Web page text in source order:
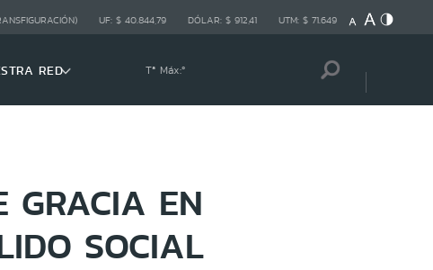
UF: $ 40.844,79 DÓLAR: $ 912,41 UTM: $ 71.649
RED Tª Máx:º
GRACIA EN
SOCIAL